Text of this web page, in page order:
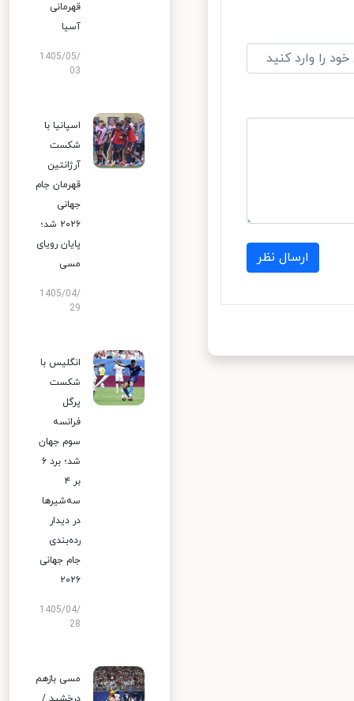
ارسال نظر
قهرمانی
آسیا
1405/05/
03
اسپانیا با
شکست
آرژانتین
قهرمان جام
جهانی
۲۰۲۶ شد؛
پایان رویای
مسی
1405/04/
29
انگلیس با
شکست
پرگل
فرانسه
سوم جهان
شد؛ برد ۶
بر ۴
سه‌شیرها
در دیدار
رده‌بندی
جام جهانی
۲۰۲۶
1405/04/
28
مسی بازهم